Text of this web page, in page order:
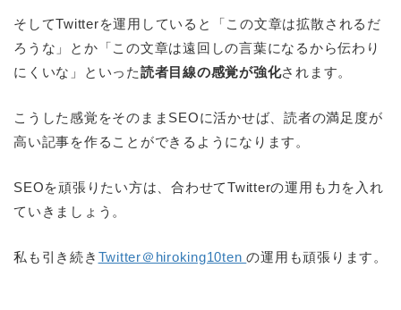
そしてTwitterを運用していると「この文章は拡散されるだ
ろうな」とか「この文章は遠回しの言葉になるから伝わり
にくいな」といった読者目線の感覚が強化されます。
こうした感覚をそのままSEOに活かせば、読者の満足度が
高い記事を作ることができるようになります。
SEOを頑張りたい方は、合わせてTwitterの運用も力を入れ
ていきましょう。
私も引き続き Twitter＠hiroking10tenの運用も頑張ります。